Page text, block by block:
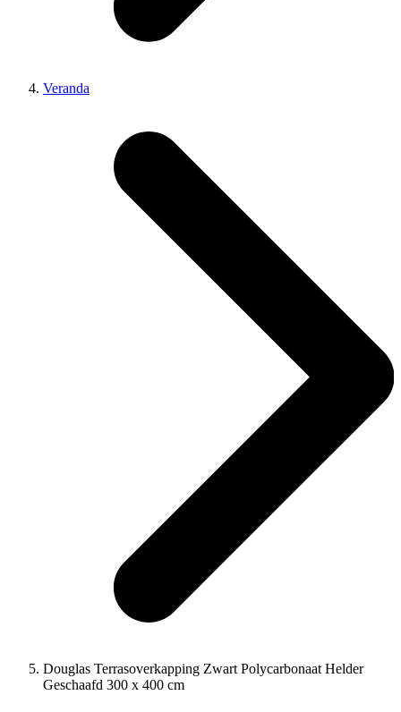
Veranda
Douglas Terrasoverkapping Zwart Polycarbonaat Helder
Geschaafd 300 x 400 cm